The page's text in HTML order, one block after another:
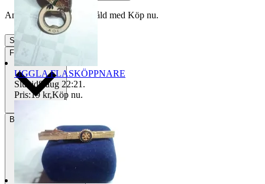
Annonsen är avslutad. Såld med Köp nu.
Slutade
19 maj 06:30
Frakt
Från 49 kr
Betalning
UGGLA FLASKÖPPNARE
Sluttid8 aug 22:21 .
Pris:19 kr,Köp nu.